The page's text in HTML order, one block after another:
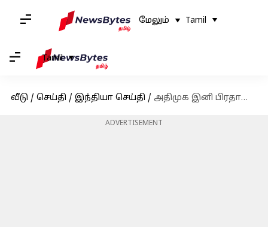
மேலும் Tamil
Tamil
வீடு / செய்தி / இந்தியா செய்தி / அதிமுக இனி பிரதான எதிர்க்கட்சியாக செயல்படும் - எடப்பாடி பழனிச்சாமி
ADVERTISEMENT